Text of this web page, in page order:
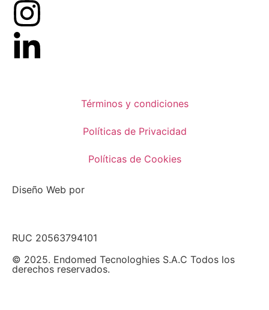
Términos y condiciones
Políticas de Privacidad
Políticas de Cookies
Diseño Web por
RUC 20563794101
© 2025. Endomed Tecnologhies S.A.C Todos los
derechos reservados.